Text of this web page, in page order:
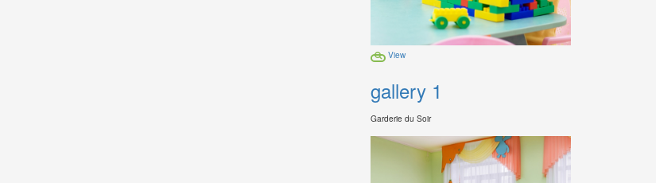
View
gallery 1
Garderie du Soir